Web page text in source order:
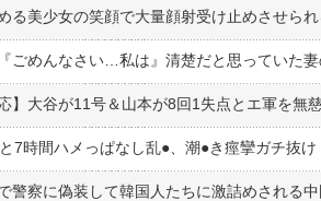
る美少女の笑顔で大量顔射受け止めさせられ
『ごめんなさい…私は』清楚だと思っていた
7時間ハメっぱなし乱●︎、潮●︎き痙攣ガチ抜け
警察に偽装して韓国人たちに激詰めされる中